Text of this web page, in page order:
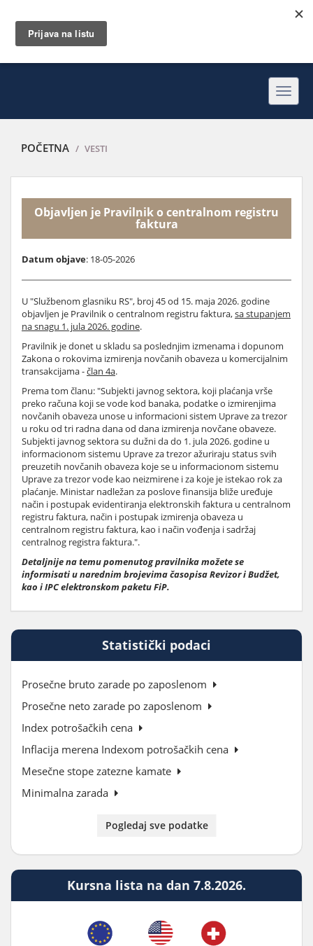
POČETNA VESTI
Objavljen je Pravilnik o centralnom registru
faktura
Datum objave: 18-05-2026
U "Službenom glasniku RS", broj 45 od 15. maja 2026. godine
objavljen je Pravilnik o centralnom registru faktura,sa stupanjem
na snagu 1. jula 2026. godine.
Pravilnik je donet u skladu sa poslednjim izmenama i dopunom
Zakona o rokovima izmirenja novčanih obaveza u komercijalnim
transakcijama -član 4a.
Prema tom članu: "Subjekti javnog sektora, koji plaćanja vrše
preko računa koji se vode kod banaka, podatke o izmirenjima
novčanih obaveza unose u informacioni sistem Uprave za trezor
u roku od tri radna dana od dana izmirenja novčane obaveze.
Subjekti javnog sektora su dužni da do 1. jula 2026. godine u
informacionom sistemu Uprave za trezor ažuriraju status svih
preuzetih novčanih obaveza koje se u informacionom sistemu
Uprave za trezor vode kao neizmirene i za koje je istekao rok za
plaćanje. Ministar nadležan za poslove finansija bliže uređuje
način i postupak evidentiranja elektronskih faktura u centralnom
registru faktura, način i postupak izmirenja obaveza u
centralnom registru faktura, kao i način vođenja i sadržaj
centralnog registra faktura.".
Detaljnije na temu pomenutog pravilnika možete se
informisati u narednim brojevima časopisa Revizor i Budžet,
kao i IPC elektronskom paketu FiP.
Statistički podaci
Prosečne bruto zarade po zaposlenom
Prosečne neto zarade po zaposlenom
Index potrošačkih cena
Inflacija merena Indexom potrošačkih cena
Mesečne stope zatezne kamate
Minimalna zarada
Pogledaj sve podatke
Kursna lista na dan 7.8.2026.